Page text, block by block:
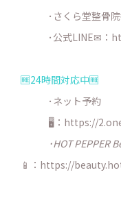
･さくら堂整骨
･公式LINE✉：
🆓24時間対応中🆓
･ネット予約
🖥：https://
･HOT PEPPER
📱：https://